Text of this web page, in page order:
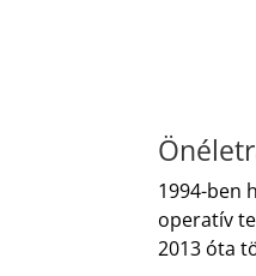
1994-ben
operatív
2013 óta